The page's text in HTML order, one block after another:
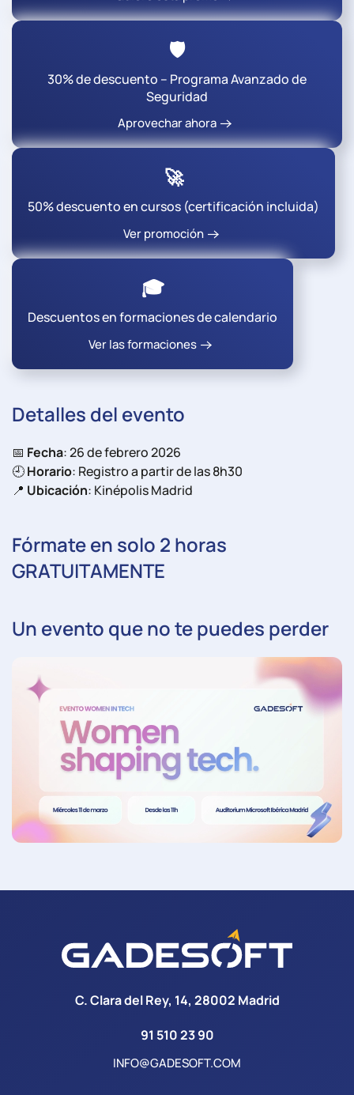
🛡️
30% de descuento – Programa Avanzado de
Seguridad
Aprovechar ahora
🚀
50% descuento en cursos (certificación incluida)
Ver promoción
🎓
Descuentos en formaciones de calendario
Ver las formaciones
Detalles del evento
📅 Fecha: 26 de febrero 2026
🕘Horario: Registro a partir de las 8h30
📍 Ubicación: Kinépolis Madrid
Fórmate en solo 2 horas
GRATUITAMENTE
Un evento que no te puedes perder
C. Clara del Rey, 14, 28002 Madrid
91 510 23 90
INFO@GADESOFT.COM